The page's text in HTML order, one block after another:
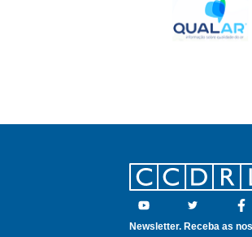
Footer
Youtube Twitter
Newsletter. Receba as